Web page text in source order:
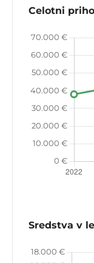
Celotni
Sredstva v